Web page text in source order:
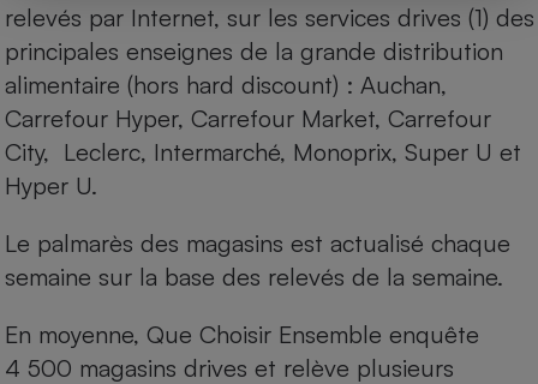
relevés par Internet, sur les services drives (1) des
principales enseignes de la grande distribution
alimentaire (hors hard discount) : Auchan,
Carrefour Hyper, Carrefour Market, Carrefour
City, Leclerc, Intermarché, Monoprix, Super U et
Hyper U.
Le palmarès des magasins est actualisé chaque
semaine sur la base des relevés de la semaine.
En moyenne, Que Choisir Ensemble enquête
4 500 magasins drives et relève plusieurs